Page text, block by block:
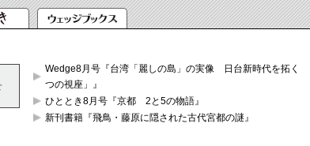
Wedge8月号『台湾「麗しの島」の実像 日台新時代を拓く「3
つの視座」』
ひととき8月号『京都 2と5の物語』
新刊書籍『飛鳥・藤原に隠された古代宮都の謎』